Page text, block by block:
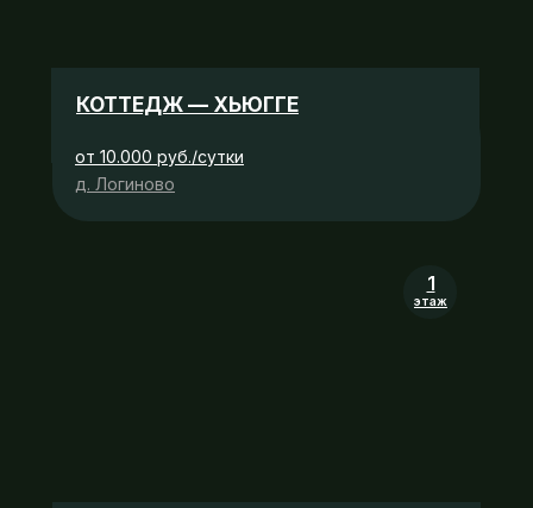
этаж
1
от 10.000 руб./сутки
д. Логиново
КОТТЕДЖ — ХЬЮГГЕ